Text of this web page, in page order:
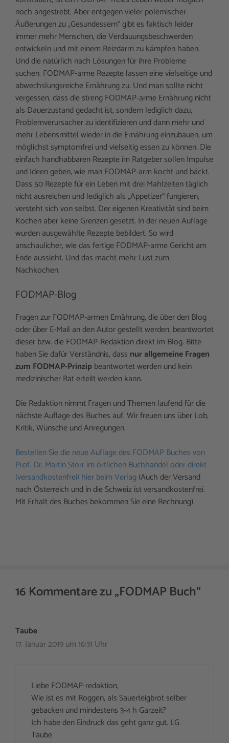
noch angestrebt. Aber entgegen vieler polemischer
Äußerungen zu „Gesundessern“ gibt es faktisch leider
immer mehr Menschen, die Verdauungsbeschwerden
entwickeln und mit einem Reizdarm zu kämpfen haben.
Und die natürlich nach Lösungen für ihre Probleme
suchen. FODMAP-arme Rezepte lassen eine vielseitige und
abwechslungsreiche Ernährung zu. Und man sollte nicht
vergessen, dass die streng FODMAP-arme Ernährung nicht
als Dauerzustand gedacht ist, sondern lediglich dazu,
Problemverursacher zu identifizieren und dann mehr und
mehr Lebensmittel wieder in die Ernährung einzubauen, um
möglichst symptomfrei und vielseitig essen zu können. Die
einfach handhabbaren Rezepte im Ratgeber sollen Impulse
und Ideen geben, wie man FODMAP-arm kocht und bäckt.
Dass 50 Rezepte für ein Leben mit drei Mahlzeiten täglich
nicht ausreichen und lediglich als „Appetizer“ fungieren,
versteht sich von selbst. Der eigenen Kreativität sind beim
Kochen aber keine Grenzen gesetzt. In der neuen Auflage
wurden ausgewählte Rezepte bebildert. So wird
anschaulicher, wie das fertige FODMAP-arme Gericht am
Ende aussieht. Und das macht mehr Lust zum
Nachkochen.
FODMAP-Blog
Fragen zur FODMAP-armen Ernährung, die über den Blog
oder über E-Mail an den Autor gestellt werden, beantwortet
dieser bzw. die FODMAP-Redaktion direkt im Blog. Bitte
haben Sie dafür Verständnis, dass nur allgemeine Fragen
zum FODMAP-Prinzipbeantwortet werden und kein
medizinischer Rat erteilt werden kann.
Die Redaktion nimmt Fragen und Themen laufend für die
nächste Auflage des Buches auf. Wir freuen uns über Lob,
Kritik, Wünsche und Anregungen.
Bestellen Sie die neue Auflage des FODMAP Buches von
Prof. Dr. Martin Storr im örtlichen Buchhandel oder direkt
(versandkostenfrei) hier beim Verlag (Auch der Versand
nach Österreich und in die Schweiz ist versandkostenfrei.
Mit Erhalt des Buches bekommen Sie eine Rechnung).
16 Kommentare zu „FODMAP Buch“
Taube
17. Januar 2019 um 16:31 Uhr
Liebe FODMAP-redaktion,
Wie ist es mit Roggen, als Sauerteigbrot selber
gebacken und mindestens 3-4 h Garzeit?
Ich habe den Eindruck das geht ganz gut. LG
Taube